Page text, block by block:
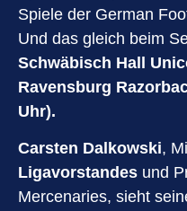
Spiele der German
Und das gleich beim
Schwäbisch Hall
Ravensburg
Uhr).
Carsten Dalkowski,
Ligavorstandes und
Mercenaries, sieht